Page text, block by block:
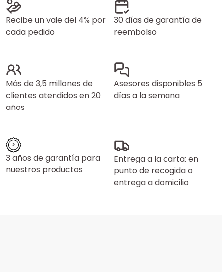
Recibe un vale del 4% por
cada pedido
30 días de garantía de
reembolso
Más de 3,5 millones de
clientes atendidos en 20
años
Asesores disponibles 5
días a la semana
3 años de garantía para
nuestros productos
Entrega a la carta: en
punto de recogida o
entrega a domicilio